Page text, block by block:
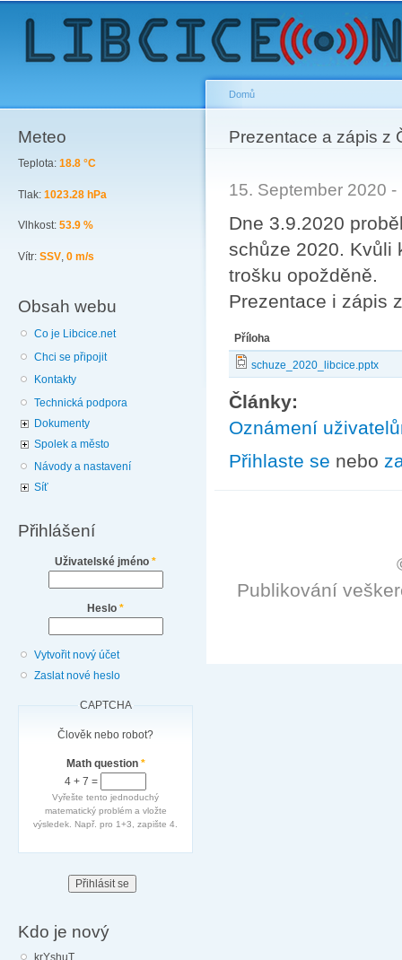
Meteo
Teplota: 18.8 °C
Tlak: 1023.28 hPa
Vlhkost: 53.9 %
Vítr: SSV, 0 m/s
Obsah webu
Co je Libcice.net
Chci se připojit
Kontakty
Technická podpora
Dokumenty
Spolek a město
Návody a nastavení
Síť
Přihlášení
Uživatelské jméno *
Heslo *
Vytvořit nový účet
Zaslat nové heslo
CAPTCHA
Člověk nebo robot?
Math question *
4 + 7 =
Vyřešte tento jednoduchý
matematický problém a vložte
výsledek. Např. pro 1+3, zapište 4.
Kdo je nový
krYshuT
You are here
Domů
Prezentace a zápis z
15. September 2020
Dne 3.9.2020
schůze 2020. Kvůli
trošku opožděně.
Prezentace i zápis
Příloha
schuze_2020_libcice.pptx
Články:
Oznámení
Přihlaste se nebo
Publikování